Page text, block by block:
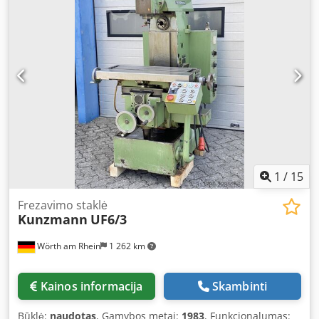
Table can be tilted on both sides: 45° Distance
table/spindle: 430 mm Spindle mount: ISA 30 Quill stroke:
60 mm Tilting range of spindle head: +/- 90° 18 horizontal
spindle speeds: 32-1342 rpm Dcedpfx Ajudb N Djbnek 18
vertical spindle speeds: 72-2888 rpm 6 automatic
longitudinal feeds: 13.12-164 mm/min 6 automatic cross
feeds: 26.24-328 mm/min Spindle drive: 1.8/2.6 kW With
tiltable vertical milling head, clamping bracket, counter
support, collet chuck with collets Weight approx. 850 kg
Dimensions approx. 1400x1900x1800 mm
1 / 15
Wörth am Rhein 1 262 km
Frezavimo staklė
Kunzmann UF6/3
Kainos informacija Skambinti
Būklė: naudotas, Gamybos metai: 1983, Funkcionalumas: